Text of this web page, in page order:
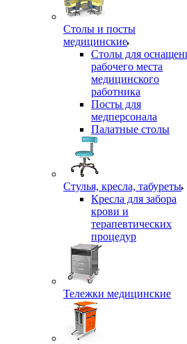
Столы и посты
медицинские
Столы для
рабочего места
медицинского
работника
Посты для
медперсонала
Палатные столы
Стулья, кресла, табуреты
Кресла для забора
крови и
терапевтических
процедур
Тележки медицинские